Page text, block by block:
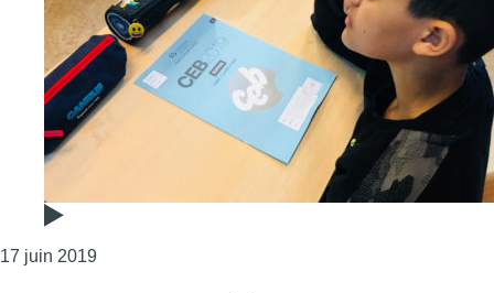
17 juin 2019Consulter l'article "Le CEB commence en